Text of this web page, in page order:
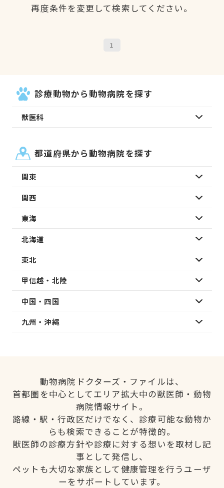
再度条件を変更して検索してください。
1
診療動物から動物病院を探す
獣医科
都道府県から動物病院を探す
関東
関西
東海
北海道
東北
甲信越・北陸
中国・四国
九州・沖縄
動物病院ドクターズ・ファイルは、
首都圏を中心としてエリア拡大中の獣医師・動物
病院情報サイト。
路線・駅・行政区だけでなく、診療可能な動物か
らも検索できることが特徴的。
獣医師の診療方針や診療に対する想いを取材し記
事として発信し、
ペットも大切な家族として健康管理を行うユーザ
ーをサポートしています。